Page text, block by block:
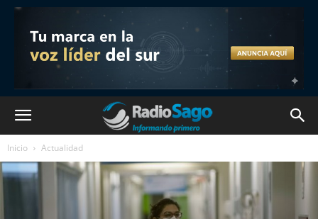
Inicio Actualidad